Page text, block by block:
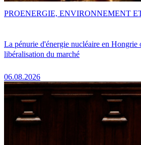
La pénurie d'énergie nucléaire en Hongrie
libéralisation du marché
06.08.2026
PROENERGIE, ENVIRONNEMENT